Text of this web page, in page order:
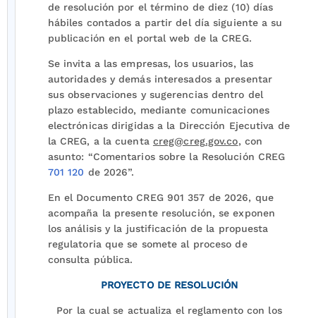
de resolución por el término de diez (10) días
hábiles contados a partir del día siguiente a su
publicación en el portal web de la CREG.
Se invita a las empresas, los usuarios, las
autoridades y demás interesados a presentar
sus observaciones y sugerencias dentro del
plazo establecido, mediante comunicaciones
electrónicas dirigidas a la Dirección Ejecutiva de
la CREG, a la cuenta creg@creg.gov.co, con
asunto: “Comentarios sobre la Resolución CREG
701 120 de 2026”.
En el Documento CREG 901 357 de 2026, que
acompaña la presente resolución, se exponen
los análisis y la justificación de la propuesta
regulatoria que se somete al proceso de
consulta pública.
PROYECTO DE RESOLUCIÓN
Por la cual se actualiza el reglamento con los